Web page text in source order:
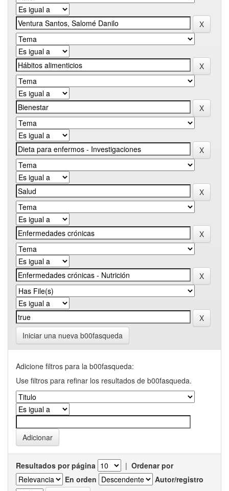
Iniciar una nueva b00fasqueda
Adicione filtros para la b00fasqueda:
Use filtros para refinar los resultados de b00fasqueda.
Resultados por página | Ordenar por
En orden
Autor/registro